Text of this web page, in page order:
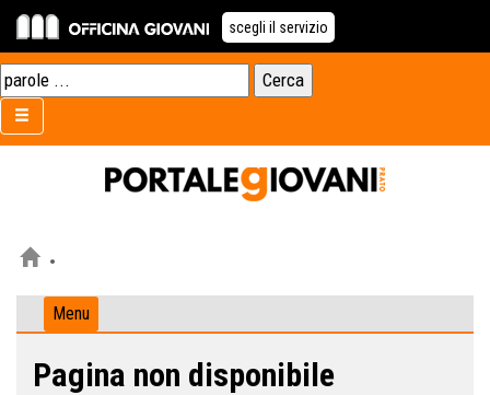
scegli il servizio
Menu
Pagina non disponibile